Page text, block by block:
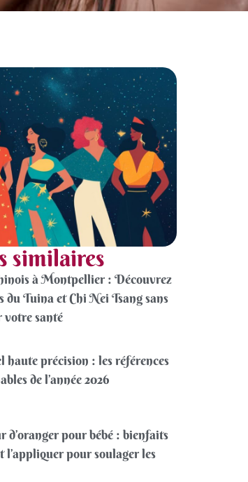
similaires
à Montpellier : Découvrez
du Tuina et Chi Nei Tsang sans
votre santé
haute précision : les références
de l’année 2026
d’oranger pour bébé : bienfaits
l’appliquer pour soulager les